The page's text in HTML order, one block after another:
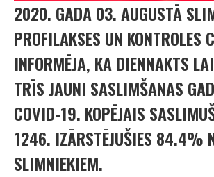
2020. GADA 03. AUGUSTĀ
PROFILAKSES UN KONTROLES
INFORMĒJA, KA DIENNAKTS
TRĪS JAUNI SASLIMŠANAS
COVID-19. KOPĒJAIS
1246. IZĀRSTĒJUŠIES 84.4%
SLIMNIEKIEM.